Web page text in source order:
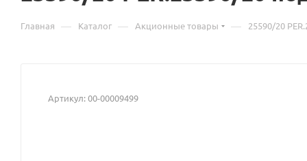
о
Главная — Каталог — Акционные товары — 25590/20
Артикул:00-00009499